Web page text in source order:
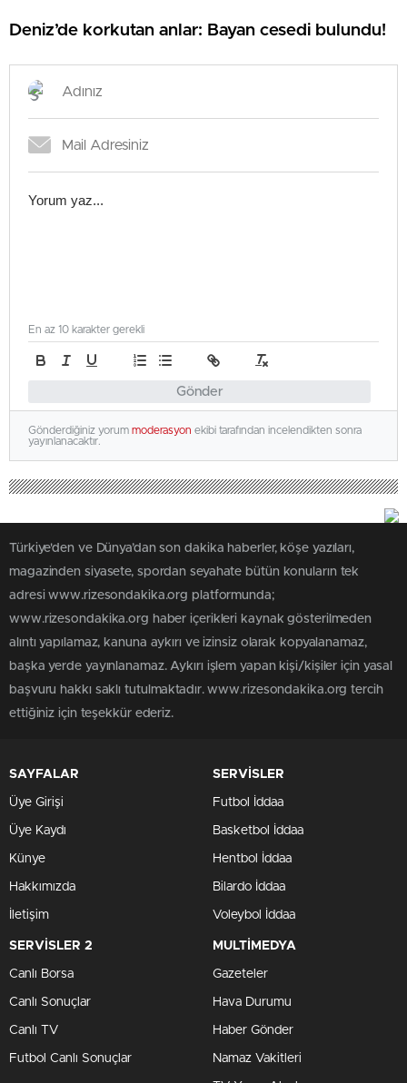
Deniz’de korkutan anlar: Bayan cesedi bulundu!
Gönder
En az 10 karakter gerekli
Gönderdiğiniz yorum moderasyon ekibi tarafından incelendikten sonra
yayınlanacaktır.
Türkiye'den ve Dünya’dan son dakika haberler, köşe yazıları,
magazinden siyasete, spordan seyahate bütün konuların tek
adresi www.rizesondakika.org platformunda;
www.rizesondakika.org haber içerikleri kaynak gösterilmeden
alıntı yapılamaz, kanuna aykırı ve izinsiz olarak kopyalanamaz,
başka yerde yayınlanamaz. Aykırı işlem yapan kişi/kişiler için yasal
başvuru hakkı saklı tutulmaktadır. www.rizesondakika.org tercih
ettiğiniz için teşekkür ederiz.
SAYFALAR
Üye Girişi
Üye Kaydı
Künye
Hakkımızda
İletişim
SERVİSLER
Futbol İddaa
Basketbol İddaa
Hentbol İddaa
Bilardo İddaa
Voleybol İddaa
SERVİSLER 2
Canlı Borsa
Canlı Sonuçlar
Canlı TV
Futbol Canlı Sonuçlar
MULTİMEDYA
Gazeteler
Hava Durumu
Haber Gönder
Namaz Vakitleri